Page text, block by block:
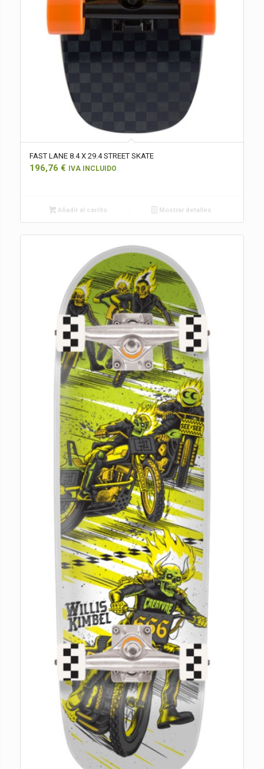
FAST LANE 8.4 X 29.4 STREET SKATE
196,76 € IVA INCLUIDO
Añadir al carrito Mostrar detalles